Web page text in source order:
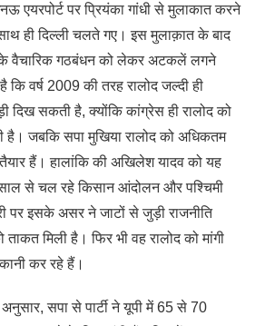
एयरपोर्ट पर प्रियंका गांधी से मुलाकात करने
ही दिल्ली चलते गए। इस मुलाक़ात के बाद
वैचारिक गठबंधन को लेकर अटकलें लगने
कि वर्ष 2009 की तरह रालोद जल्दी ही
सकती है, क्योंकि कांग्रेस ही रालोद को
है। जबकि सपा मुखिया रालोद को अधिकतम
हैं। हालांकि की अखिलेश यादव को यह
से चल रहे किसान आंदोलन और पश्चिमी
पर इसके असर ने जाटों से जुड़ी राजनीति
ताकत मिली है। फिर भी वह रालोद को मांगी
कर रहे हैं।
सपा से पार्टी ने यूपी में 65 से 70